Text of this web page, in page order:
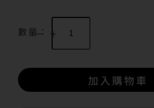
數量：
加入購物車